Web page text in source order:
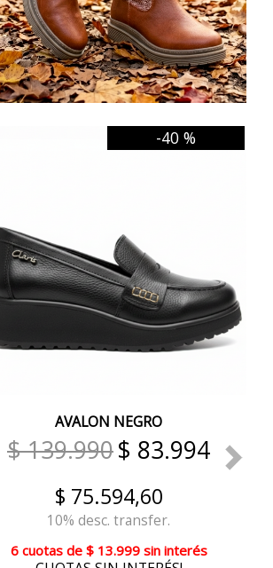
-40 %
AVALON NEGRO
$ 139.990$ 83.994
$ 75.594,60
10% desc. transfer.
6 cuotasde $ 13.999sin interés